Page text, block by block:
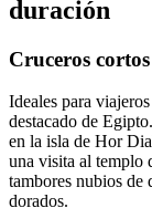
duración
Cruceros
Ideales para
destacado de
en la isla de Hor
una visita al templo
tambores nubios de
dorados.